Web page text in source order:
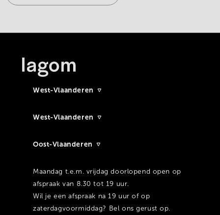
West-Vlaanderen
West-Vlaanderen
Oost-Vlaanderen
Maandag t.e.m. vrijdag doorlopend open op
afspraak van 8.30 tot 19 uur.
Wil je een afspraak na 19 uur of op
zaterdagvoormiddag? Bel ons gerust op.